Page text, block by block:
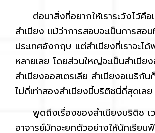
ต่อมาสิ่งที่อยากให้เราระวังไว้คือ
สำเนียง แม้ว่าการสอบจะเป็นการสอ
ประเทศอังกฤษ แต่สำเนียงที่เราจะไ
หลายเลย โดยส่วนใหญ่จะเป็นสำเนีย
สำเนียงออสเตรเลีย สำเนียงอเมริกั
ไม่ถี่เท่าสองสำเนียงนี้บริติชนี่ถี่สุดเลย
พูดถึงเรื่องของสำเนียงบริติช เ
อาจารย์มักจะยกตัวอย่างให้นักเรียน